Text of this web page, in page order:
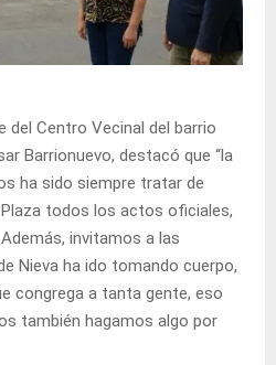
del Centro Vecinal del barrio
Barrionuevo, destacó que “la
ha sido siempre tratar de
todos los actos oficiales,
invitamos a las
Nieva ha ido tomando cuerpo,
congrega a tanta gente, eso
también hagamos algo por